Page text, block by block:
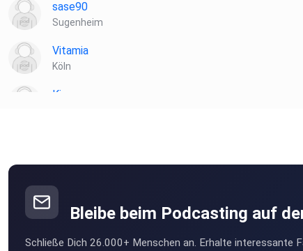
sase90
Sugenheim
Vitamia
Köln
Kiannn
podipath
Bleibe beim Podcasting auf
Schließe Dich 26.000+ Menschen an. Erhalte interessante